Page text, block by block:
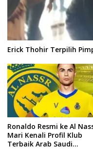
Erick Thohir Terpilih
Ronaldo Resmi ke Al
Mari Kenali Profil Klub
Terbaik Arab Saudi